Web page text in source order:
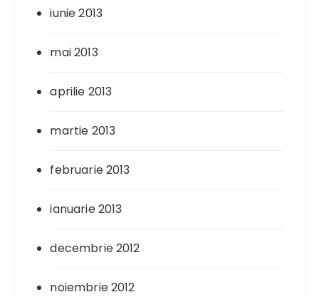
iunie 2013
mai 2013
aprilie 2013
martie 2013
februarie 2013
ianuarie 2013
decembrie 2012
noiembrie 2012